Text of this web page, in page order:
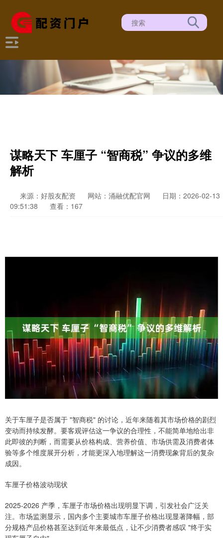
谋略天下 车厘子 “智商税” 争议的多维
解析
来源：好股友配资 网站：涌融优配官网
日期：2026-02-13
09:51:38
查看：167
关于车厘子是否属于 "智商税" 的讨论，近年来随着其市场价格的剧烈
变动而持续发酵。要客观评估这一争议的合理性，不能简单地给出非
此即彼的判断，而需要从价格构成、营养价值、市场供需及消费者体
验等多个维度展开分析，才能更深入地理解这一消费现象背后的复杂
成因。
车厘子价格波动现状
2025-2026 产季，车厘子市场价格出现明显下调，引发社会广泛关
注。市场监测显示，国内多个主要城市车厘子价格出现显著降幅，部
分规格产品价格甚至达到近年来最低点，让不少消费者感叹 "终于实